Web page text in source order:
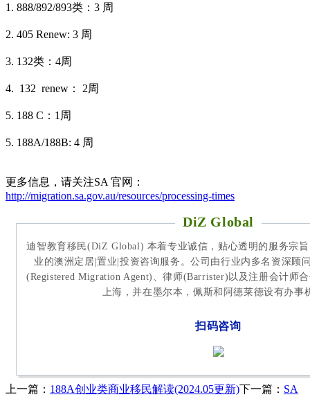
1. 888/892/893类：3 周
2. 405 Renew: 3 周
3. 132类：4周
4. 132 renew： 2周
5. 188 C：1周
5. 188A/188B: 4 周
更多信息，请关注SA 官网：
http://migration.sa.gov.au/resources/processing-times
DiZ Global
迪智教育移民(DiZ Global) 本着专业诚信，贴心透明的服务宗
业的澳洲定居|置业|投资咨询服务。公司由行业内多名资深顾
(Registered Migration Agent)、律师(Barrister)以及注册会计师
上海，并在墨尔本，佩斯和阿德莱德设有办事
扫码咨询
上一篇： 188A创业类商业移民解读(2024.05更新)下一篇： SA